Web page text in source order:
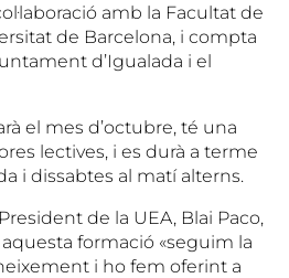
amb la Facultat de
de Barcelona, i compta
d’Igualada i el
el mes d’octubre, té una
lectives, i es durà a terme
i dissabtes al matí alterns.
de la UEA, Blai Paco,
formació «seguim la
i ho fem oferint a